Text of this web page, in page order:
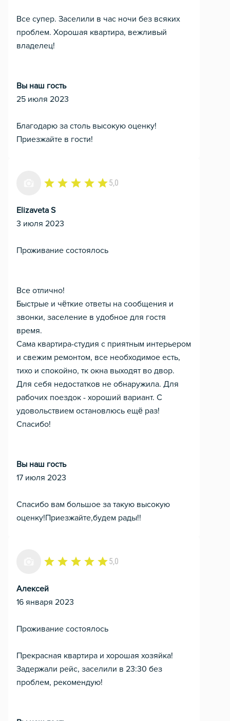
Все супер. Заселили в час ночи без всяких
проблем. Хорошая квартира, вежливый
владелец!
Вы наш гость
25 июля 2023
Благодарю за столь высокую оценку!
Приезжайте в гости!
5,0
Elizaveta S
3 июля 2023
Проживание состоялось
Все отлично!
Быстрые и чёткие ответы на сообщения и
звонки, заселение в удобное для гостя
время.
Сама квартира-студия с приятным интерьером
и свежим ремонтом, все необходимое есть,
тихо и спокойно, тк окна выходят во двор.
Для себя недостатков не обнаружила. Для
рабочих поездок - хороший вариант. С
удовольствием остановлюсь ещё раз!
Спасибо!
Вы наш гость
17 июля 2023
Спасибо вам большое за такую высокую
оценку!Приезжайте,будем рады!!
5,0
Алексей
16 января 2023
Проживание состоялось
Прекрасная квартира и хорошая хозяйка!
Задержали рейс, заселили в 23:30 без
проблем, рекомендую!